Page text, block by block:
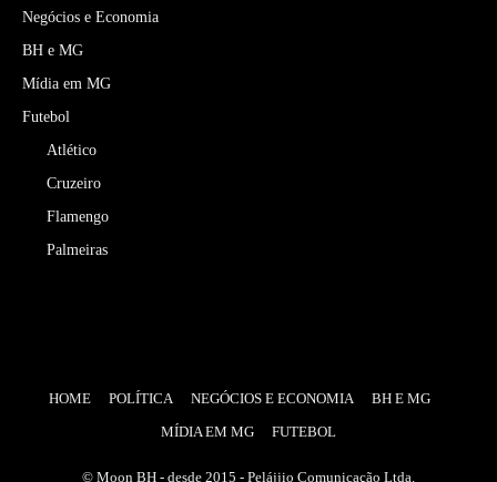
Negócios e Economia
BH e MG
Mídia em MG
Futebol
Atlético
Cruzeiro
Flamengo
Palmeiras
HOME POLÍTICA NEGÓCIOS E ECONOMIA
BH E MG
MÍDIA EM MG
FUTEBOL
© Moon BH - desde 2015 - Pelájjio Comunicação Ltda.